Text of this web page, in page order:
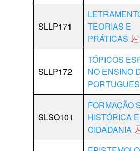
SLLP171
TEORIAS E
PRÁTICAS
SLLP172
TÓPICOS
NO ENSINO
SLSO101
FORMAÇÃO
HISTÓRICA E
CIDADANIA